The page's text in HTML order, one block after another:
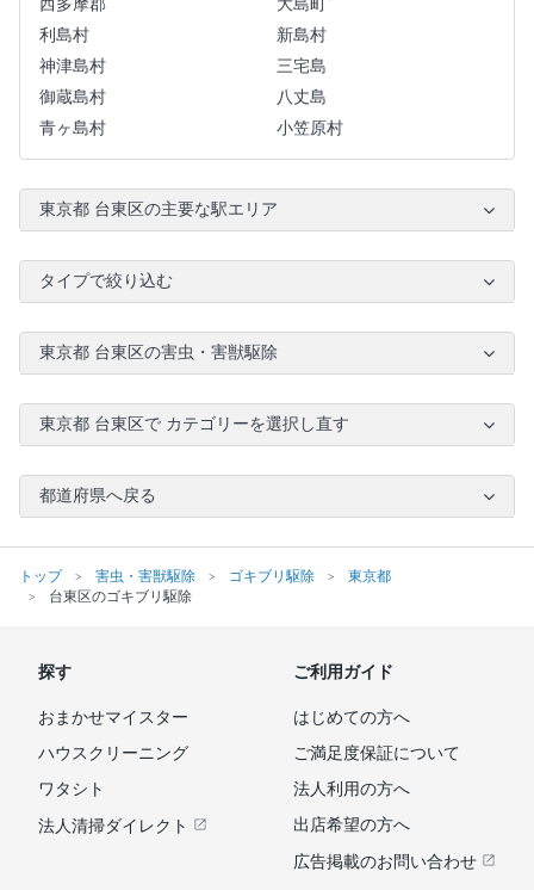
西多摩郡
大島町
利島村
新島村
神津島村
三宅島
御蔵島村
八丈島
青ヶ島村
小笠原村
東京都 台東区の主要な駅エリア
タイプで絞り込む
東京都 台東区の害虫・害獣駆除
東京都 台東区で カテゴリーを選択し直す
都道府県へ戻る
トップ 害虫・害獣駆除 ゴキブリ駆除
東京都
台東区のゴキブリ駆除
探す
おまかせマイスター
ハウスクリーニング
ワタシト
法人清掃ダイレクト
ご利用ガイド
はじめての方へ
ご満足度保証について
法人利用の方へ
出店希望の方へ
広告掲載のお問い合わせ